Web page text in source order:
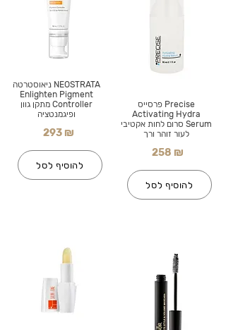
NEOSTRATA ניאוסטרטה
Enlighten Pigment
Controller מתקן גוון
ופיגמנטציה
293 ₪
להוסיף לסל
Precise פרסייס
Activating Hydra
Serum סרום לחות אקטיבי
לעור זוהר ורך
258 ₪
להוסיף לסל